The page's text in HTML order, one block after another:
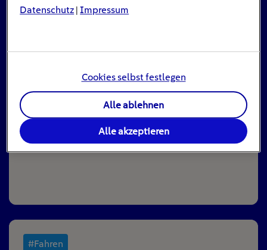
16min
Wenn aus dem Nichts das Licht ausgeht, ist die
Überraschung groß – […]
#Fahren
Datenschutz |Impressum
Cookies selbst festlegen
Alle ablehnen
Alle akzeptieren